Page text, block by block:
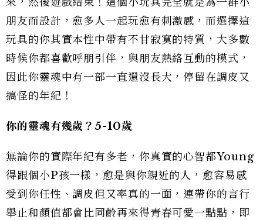
朋友而設計，愈多人一起玩愈有刺激感，而選擇這
玩具的你其實本性中帶有不甘寂寞的特質，大多數
時候你都喜歡呼朋引伴，與朋友熱絡互動的模式，
因此你靈魂中有一部一直還沒長大，停留在調皮又
搞怪的年紀！
你的靈魂有幾歲？5-10歲
無論你的實際年紀有多老，你真實的心智都Young
得跟個小P孩一樣，愈是與你親近的人，愈容易感
受到你任性、調皮但又率真的一面，連帶你的言行
舉止和顏值都會比同齡再來得青春可愛一點點，即